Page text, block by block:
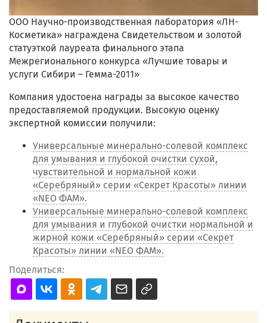
ООО Научно-производственная лаборатория «ЛН-
Косметика» награждена Свидетельством и золотой
статуэткой лауреата финального этапа
Межрегионального конкурса «Лучшие товары и
услуги Сибири – Гемма-2011»
Компания удостоена награды за высокое качество
предоставляемой продукции. Высокую оценку
экспертной комиссии получили:
Универсальные минерально-солевой комплекс
для умывания и глубокой очистки сухой,
чувствительной и нормальной кожи
«Серебряный» серии «Секрет Красоты» линии
«NEO ФАМ».
Универсальные минерально-солевой комплекс
для умывания и глубокой очистки нормальной и
жирной кожи «Серебряный» серии «Секрет
Красоты» линии «NEO ФАМ».
Поделиться: